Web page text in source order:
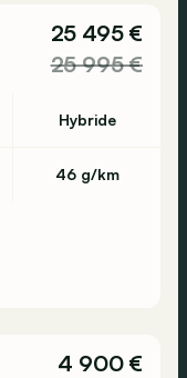
25 495 €
25 995 €
Hybride
46 g/km
4 900 €